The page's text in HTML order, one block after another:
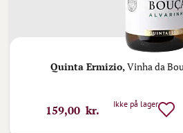
Quinta Ermizio,Vinha da
159,00 kr. Ikke på lager